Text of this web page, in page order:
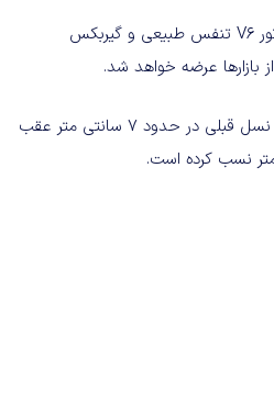
همچنین یک مدل مجهز به موتور V6 تنفس طبیعی و گیربکس
تویوتا موتور خودرو را به نسبت نسل قبلی در حدود 7 سانتی متر عقب